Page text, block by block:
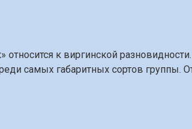
к виргинской
самых габаритных сортов группы.